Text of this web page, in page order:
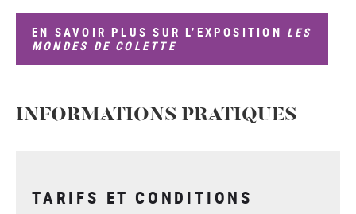
EN SAVOIR PLUS SUR L’EXPOSITION LES
MONDES DE COLETTE
INFORMATIONS PRATIQUES
TARIFS ET CONDITIONS